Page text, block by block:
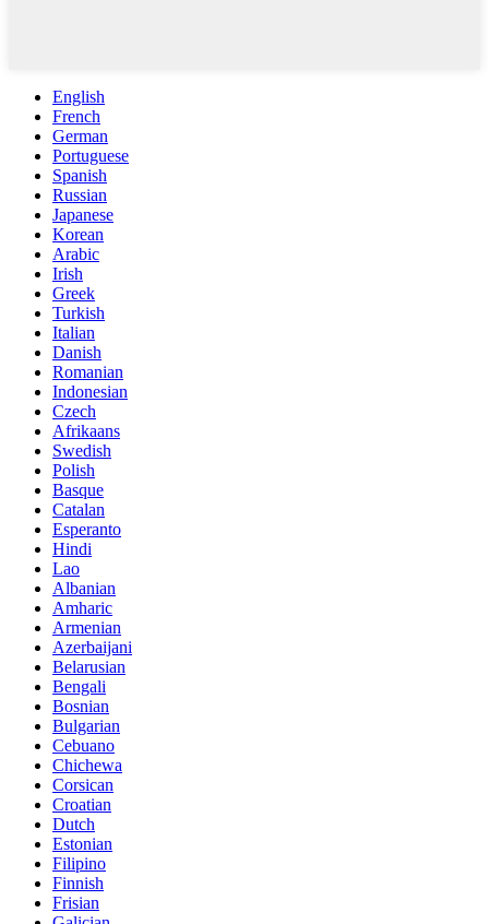
English
French
German
Portuguese
Spanish
Russian
Japanese
Korean
Arabic
Irish
Greek
Turkish
Italian
Danish
Romanian
Indonesian
Czech
Afrikaans
Swedish
Polish
Basque
Catalan
Esperanto
Hindi
Lao
Albanian
Amharic
Armenian
Azerbaijani
Belarusian
Bengali
Bosnian
Bulgarian
Cebuano
Chichewa
Corsican
Croatian
Dutch
Estonian
Filipino
Finnish
Frisian